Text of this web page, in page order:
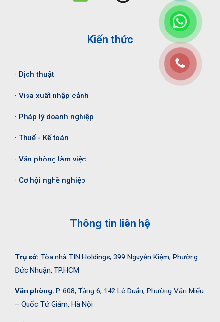
Kiến thức
· Dịch thuật
· Visa xuất nhập cảnh
· Pháp lý doanh nghiệp
· Thuế - Kế toán
· Văn phòng làm việc
· Cơ hội nghề nghiệp
Thông tin liên hệ
Trụ sở: Tòa nhà TIN Holdings, 399 Nguyễn Kiệm, Phường
Đức Nhuận, TP.HCM
Văn phòng: P. 608, Tầng 6, 142 Lê Duẩn, Phường Văn Miếu
– Quốc Tử Giám, Hà Nội